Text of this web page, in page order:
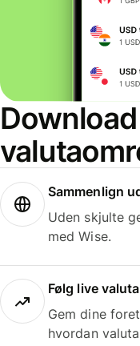
Sammenlign
Uden skjulte
med Wise.
Følg live
Gem dine
hvordan